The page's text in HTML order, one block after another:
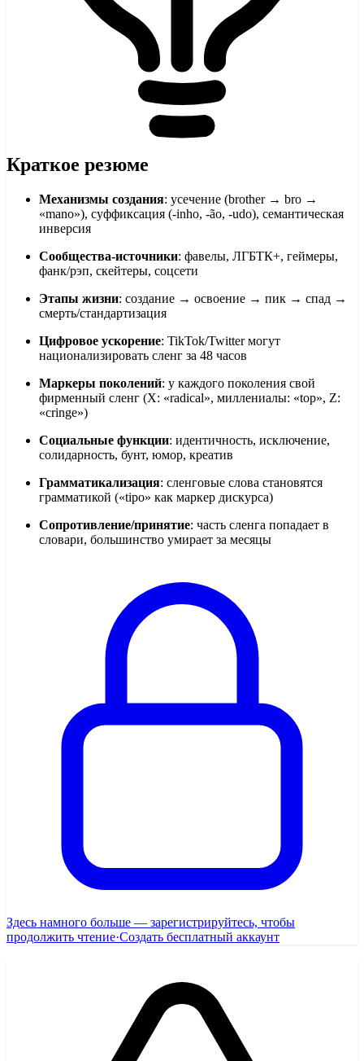
Краткое резюме
Механизмы создания: усечение (brother → bro →
«mano»), суффиксация (-inho, -ão, -udo), семантическая
инверсия
Сообщества-источники: фавелы, ЛГБТК+, геймеры,
фанк/рэп, скейтеры, соцсети
Этапы жизни: создание → освоение → пик → спад →
смерть/стандартизация
Цифровое ускорение: TikTok/Twitter могут
национализировать сленг за 48 часов
Маркеры поколений: у каждого поколения свой
фирменный сленг (X: «radical», миллениалы: «top», Z:
«cringe»)
Социальные функции: идентичность, исключение,
солидарность, бунт, юмор, креатив
Грамматикализация: сленговые слова становятся
грамматикой («tipo» как маркер дискурса)
Сопротивление/принятие: часть сленга попадает в
словари, большинство умирает за месяцы
Здесь намного больше — зарегистрируйтесь, чтобы
продолжить чтение·Создать бесплатный аккаунт